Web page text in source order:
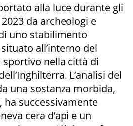
alla luce durante gli
da archeologi e
uno stabilimento
all’interno del
nella città di
L’analisi del
una sostanza morbida,
ha successivamente
cera d’api e un